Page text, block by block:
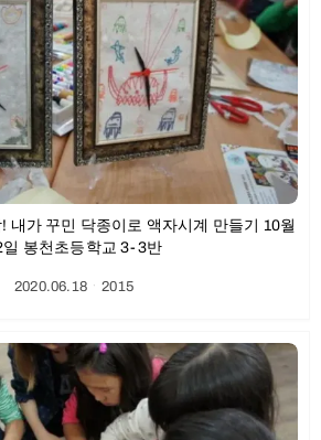
내가 꾸민 닥종이로 액자시계 만들기 10월
일 봉천초등학교 3-3반
2020.06.18ㆍ2015